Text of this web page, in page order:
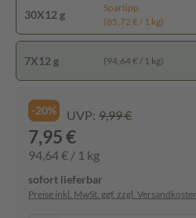
30X12 g
Spartipp
(85,72 € / 1 kg)
7X12 g (94,64 € / 1 kg)
-20% UVP: 9,99 €
7,95 €
94,64 € / 1 kg
sofort lieferbar
Preise inkl. MwSt. ggf. zzgl.